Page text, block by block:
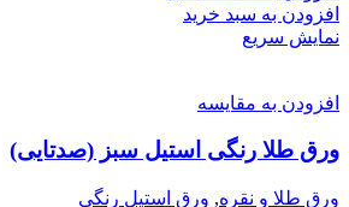
افزودن به سبد خرید
نمایش سریع
افزودن به مقایسه
ورق طلا رنگی استیل سبز (صدتایی)
ورق طلا و نقره, ورق استیل رنگی